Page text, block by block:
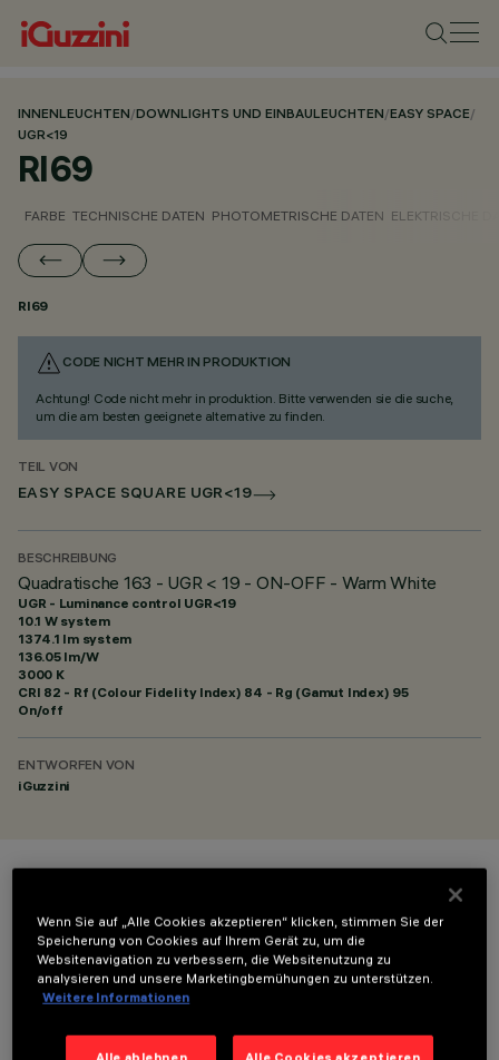
INNENLEUCHTEN/DOWNLIGHTS UND EINBAULEUCHTEN/EASY SPACE/
UGR<19
RI69
FARBE TECHNISCHE DATEN PHOTOMETRISCHE DATEN ELEKTRISCHE
RI69
CODE NICHT MEHR IN PRODUKTION
Achtung! Code nicht mehr in produktion. Bitte verwenden sie die suche,
um die am besten geeignete alternative zu finden.
TEIL VON
EASY SPACE SQUARE UGR<19
BESCHREIBUNG
Quadratische 163 - UGR < 19 - ON-OFF - Warm White
UGR - Luminance control UGR<19
10.1 W system
1374.1 lm system
136.05 lm/W
3000 K
CRI 82 - Rf (Colour Fidelity Index) 84 - Rg (Gamut Index) 95
On/off
ENTWORFEN VON
iGuzzini
Wenn Sie auf „Alle Cookies akzeptieren“ klicken, stimmen Sie der
Speicherung von Cookies auf Ihrem Gerät zu, um die
Websitenavigation zu verbessern, die Websitenutzung zu
analysieren und unsere Marketingbemühungen zu unterstützen.
Weitere Informationen